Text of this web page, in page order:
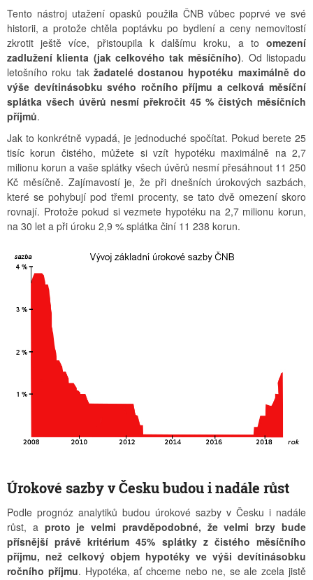
Tento nástroj utažení opasků použila ČNB vůbec poprvé ve své
historii, a protože chtěla poptávku po bydlení a ceny nemovitostí
zkrotit ještě více, přistoupila k dalšímu kroku, a to omezení
zadlužení klienta (jak celkového tak měsíčního). Od listopadu
letošního roku tak žadatelé dostanou hypotéku maximálně do
výše devítinásobku svého ročního příjmu a celková měsíční
splátka všech úvěrů nesmí překročit 45 % čistých měsíčních
příjmů.
Jak to konkrétně vypadá, je jednoduché spočítat. Pokud berete 25
tisíc korun čistého, můžete si vzít hypotéku maximálně na 2,7
milionu korun a vaše splátky všech úvěrů nesmí přesáhnout 11 250
Kč měsíčně. Zajímavostí je, že při dnešních úrokových sazbách,
které se pohybují pod třemi procenty, se tato dvě omezení skoro
rovnají. Protože pokud si vezmete hypotéku na 2,7 milionu korun,
na 30 let a při úroku 2,9 % splátka činí 11 238 korun.
Úrokové sazby v Česku budou i nadále růst
Podle prognóz analytiků budou úrokové sazby v Česku i nadále
růst, a proto je velmi pravděpodobné, že velmi brzy bude
přísnější právě kritérium 45% splátky z čistého měsíčního
příjmu, než celkový objem hypotéky ve výši devítinásobku
ročního příjmu. Hypotéka, ať chceme nebo ne, se ale zcela jistě